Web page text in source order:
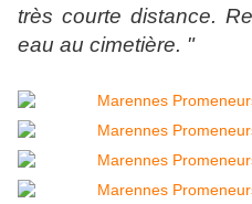
très courte distance.
eau au cimetière. "